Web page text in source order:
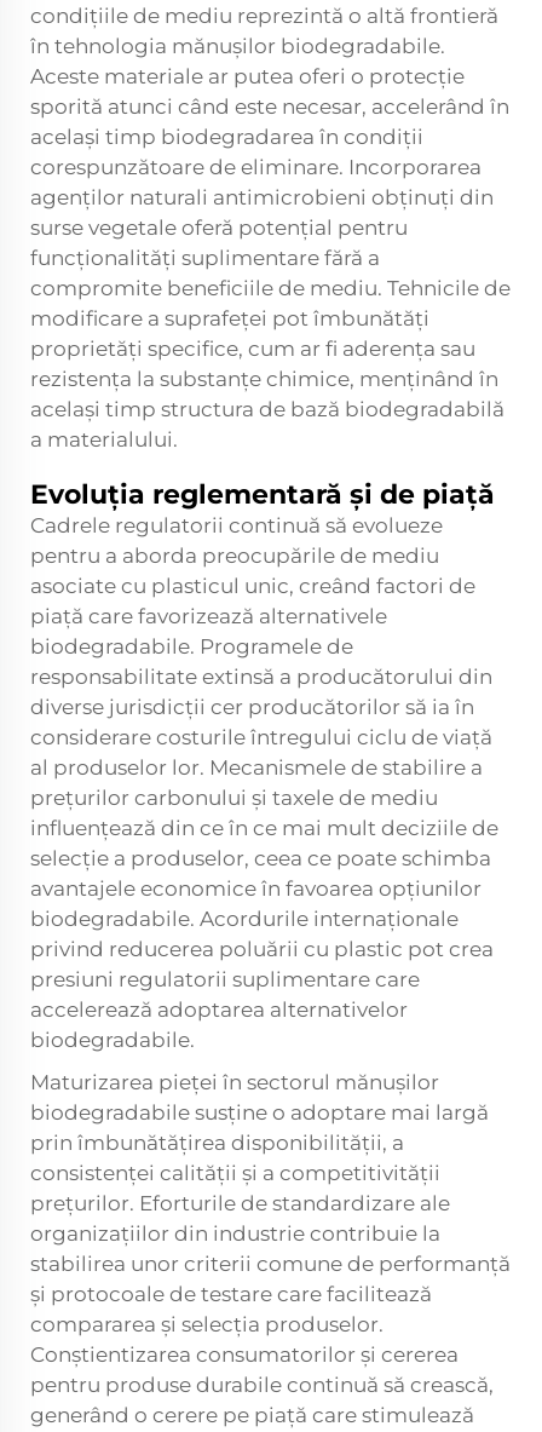
condițiile de mediu reprezintă o altă frontieră
în tehnologia mănușilor biodegradabile.
Aceste materiale ar putea oferi o protecție
sporită atunci când este necesar, accelerând în
același timp biodegradarea în condiții
corespunzătoare de eliminare. Incorporarea
agenților naturali antimicrobieni obținuți din
surse vegetale oferă potențial pentru
funcționalități suplimentare fără a
compromite beneficiile de mediu. Tehnicile de
modificare a suprafeței pot îmbunătăți
proprietăți specifice, cum ar fi aderența sau
rezistența la substanțe chimice, menținând în
același timp structura de bază biodegradabilă
a materialului.
Evoluția reglementară și de piață
Cadrele regulatorii continuă să evolueze
pentru a aborda preocupările de mediu
asociate cu plasticul unic, creând factori de
piață care favorizează alternativele
biodegradabile. Programele de
responsabilitate extinsă a producătorului din
diverse jurisdicții cer producătorilor să ia în
considerare costurile întregului ciclu de viață
al produselor lor. Mecanismele de stabilire a
prețurilor carbonului și taxele de mediu
influențează din ce în ce mai mult deciziile de
selecție a produselor, ceea ce poate schimba
avantajele economice în favoarea opțiunilor
biodegradabile. Acordurile internaționale
privind reducerea poluării cu plastic pot crea
presiuni regulatorii suplimentare care
accelerează adoptarea alternativelor
biodegradabile.
Maturizarea pieței în sectorul mănușilor
biodegradabile susține o adoptare mai largă
prin îmbunătățirea disponibilității, a
consistenței calității și a competitivității
prețurilor. Eforturile de standardizare ale
organizațiilor din industrie contribuie la
stabilirea unor criterii comune de performanță
și protocoale de testare care facilitează
compararea și selecția produselor.
Conștientizarea consumatorilor și cererea
pentru produse durabile continuă să crească,
generând o cerere pe piață care stimulează